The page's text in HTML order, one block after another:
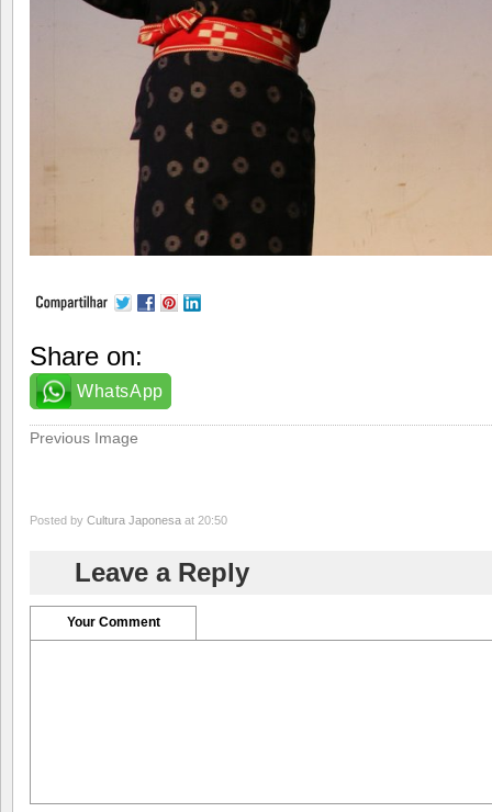
Share on:
WhatsApp
Previous Image
Posted by Cultura Japonesa at 20:50
Leave a Reply
Your Comment